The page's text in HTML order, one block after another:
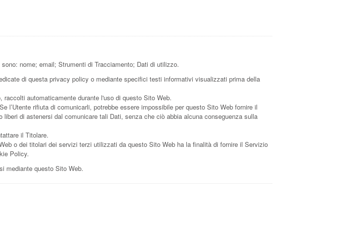
nome; email; Strumenti di Tracciamento; Dati di utilizzo.
di questa privacy policy o mediante specifici testi informativi visualizzati prima della
automaticamente durante l'uso di questo Sito Web.
rifiuta di comunicarli, potrebbe essere impossibile per questo Sito Web fornire il
di astenersi dal comunicare tali Dati, senza che ciò abbia alcuna conseguenza sulla
il Titolare.
o dei titolari dei servizi terzi utilizzati da questo Sito Web ha la finalità di fornire il Servizio
Policy.
mediante questo Sito Web.